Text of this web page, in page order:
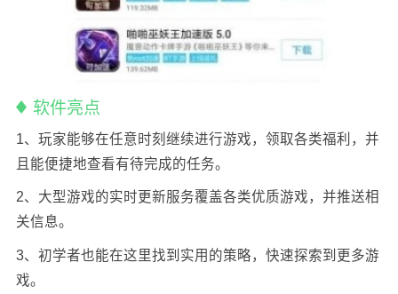
软件亮点
1、玩家能够在任意时刻继续进行游戏，领取各类福利，并
且能便捷地查看有待完成的任务。
2、大型游戏的实时更新服务覆盖各类优质游戏，并推送相
关信息。
3、初学者也能在这里找到实用的策略，快速探索到更多游
戏。